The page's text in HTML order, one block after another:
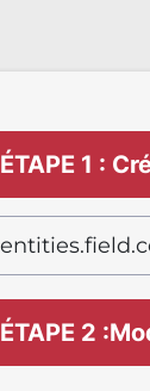
ÉTAPE 1 :
ÉTAPE 2